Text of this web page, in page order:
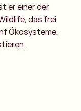
er einer der
das frei
Ökosysteme,